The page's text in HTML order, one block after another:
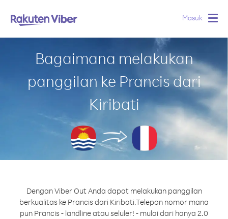
Masuk
Bagaimana melakukan
panggilan ke Prancis dari
Kiribati
Dengan Viber Out Anda dapat melakukan panggilan
berkualitas ke Prancis dari Kiribati.Telepon nomor mana
pun Prancis - landline atau seluler! - mulai dari hanya 2.0